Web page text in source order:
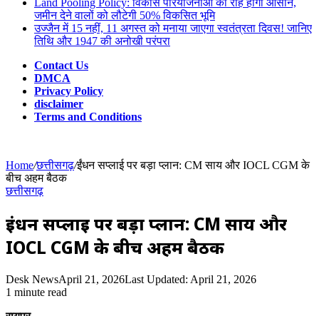
Land Pooling Policy: विकास परियोजनाओं की राह होगी आसान,
जमीन देने वालों को लौटेगी 50% विकसित भूमि
उज्जैन में 15 नहीं, 11 अगस्त को मनाया जाएगा स्वतंत्रता दिवस! जानिए
तिथि और 1947 की अनोखी परंपरा
Contact Us
DMCA
Privacy Policy
disclaimer
Terms and Conditions
Home/छत्तीसगढ़/ईंधन सप्लाई पर बड़ा प्लान: CM साय और IOCL CGM के
बीच अहम बैठक
छत्तीसगढ़
ईंधन सप्लाई पर बड़ा प्लान: CM साय और
IOCL CGM के बीच अहम बैठक
Desk NewsApril 21, 2026Last Updated: April 21, 2026
1 minute read